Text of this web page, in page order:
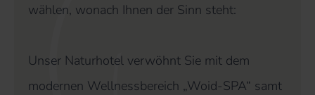
wählen, wonach Ihnen der Sinn steht:
Unser Naturhotel verwöhnt Sie mit dem
modernen Wellnessbereich „Woid-SPA“ samt